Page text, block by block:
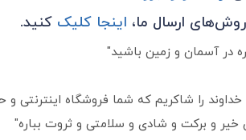
ارسال ما، اینجا کلیک کنید.
در آسمان و زمین باشید"
را شاکریم که شما فروشگاه اینترنتی
خیر و برکت و شادی و سلامتی و ثروت بباره"